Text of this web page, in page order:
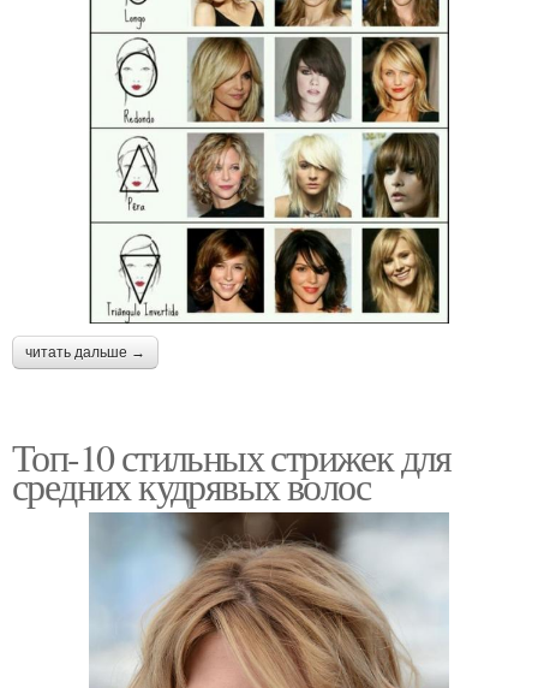
читать дальше →
Топ-10 стильных стрижек для
средних кудрявых волос